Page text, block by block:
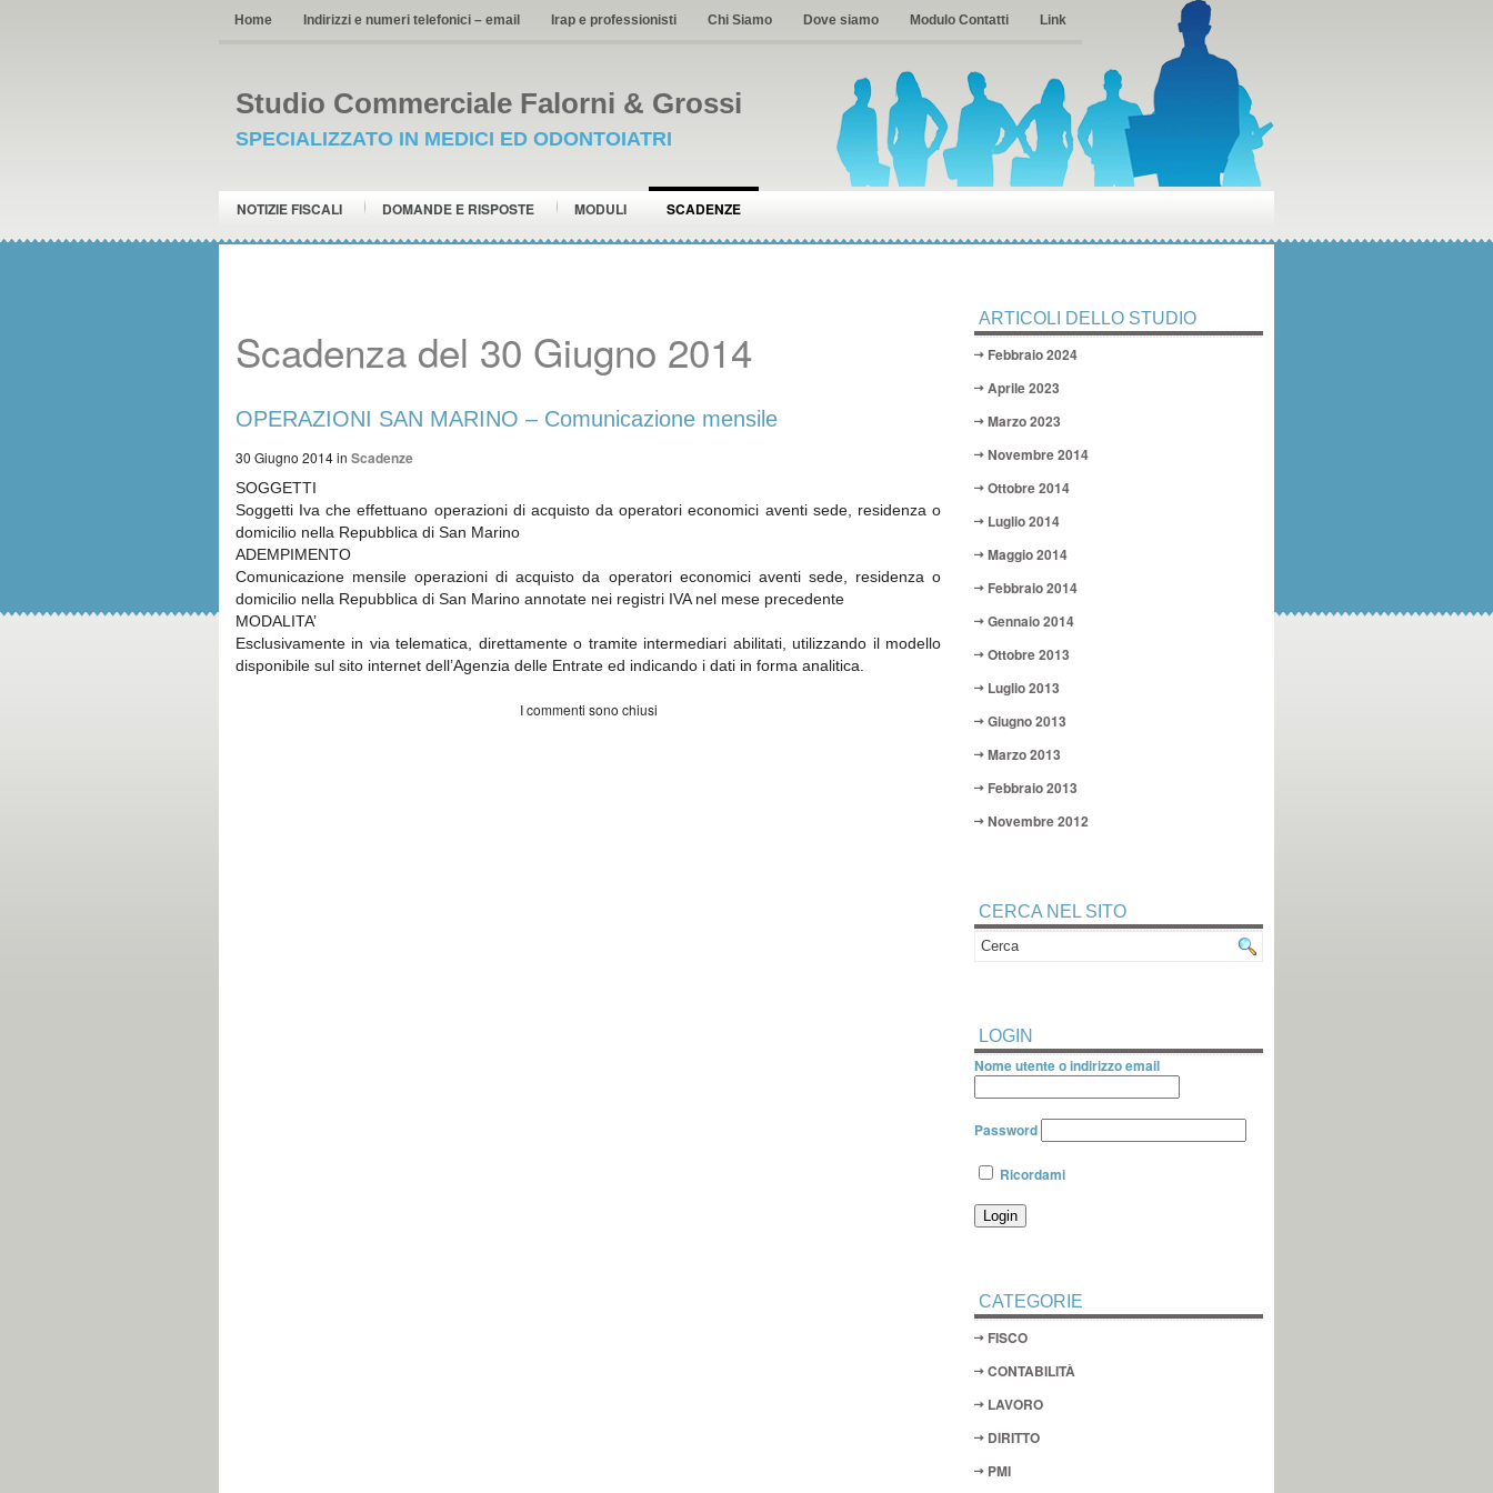
Home Indirizzi e numeri telefonici – email Irap e professionisti Chi Siamo Dove siamo Modulo Contatti Link
Studio Commerciale Falorni & Grossi
SPECIALIZZATO IN MEDICI ED ODONTOIATRI
NOTIZIE FISCALI DOMANDE E RISPOSTE MODULI SCADENZE
Scadenza del 30 Giugno 2014
OPERAZIONI SAN MARINO – Comunicazione mensile
30 Giugno 2014in Scadenze
SOGGETTI
Soggetti Iva che effettuano operazioni di acquisto da operatori economici aventi sede, residenza o
domicilio nella Repubblica di San Marino
ADEMPIMENTO
Comunicazione mensile operazioni di acquisto da operatori economici aventi sede, residenza o
domicilio nella Repubblica di San Marino annotate nei registri IVA nel mese precedente
MODALITA’
Esclusivamente in via telematica, direttamente o tramite intermediari abilitati, utilizzando il modello
disponibile sul sito internet dell’Agenzia delle Entrate ed indicando i dati in forma analitica.
I commenti sono chiusi
ARTICOLI DELLO STUDIO
Febbraio 2024
Aprile 2023
Marzo 2023
Novembre 2014
Ottobre 2014
Luglio 2014
Maggio 2014
Febbraio 2014
Gennaio 2014
Ottobre 2013
Luglio 2013
Giugno 2013
Marzo 2013
Febbraio 2013
Novembre 2012
CERCA NEL SITO
LOGIN
Nome utente o indirizzo email
Password
Ricordami
CATEGORIE
FISCO
CONTABILITÀ
LAVORO
DIRITTO
PMI